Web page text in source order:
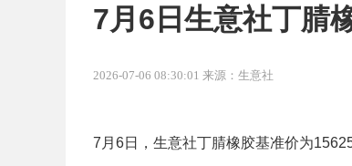
7月6日生意社丁腈
2026-07-06 08:30:01 来源：生意社
7月6日，生意社丁腈橡胶基准价为